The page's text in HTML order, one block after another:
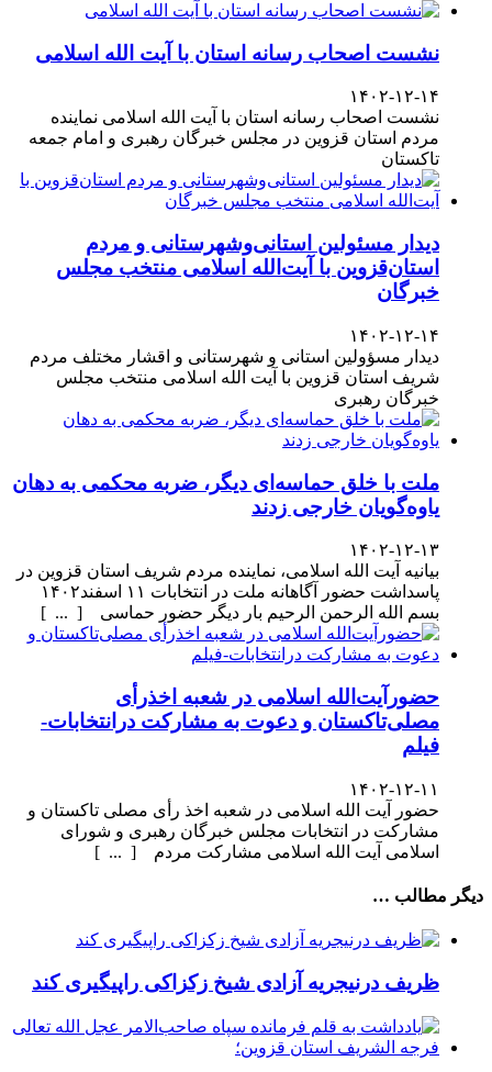
نشست اصحاب رسانه استان با آیت الله اسلامی
۱۴۰۲-۱۲-۱۴
نشست اصحاب رسانه استان با آیت الله اسلامی نماینده
مردم استان قزوین در مجلس خبرگان رهبری و امام جمعه
تاکستان
دیدار مسئولین استانی‌وشهرستانی و مردم‌
استان‌قزوین با آیت‌الله‌ اسلامی منتخب مجلس‌
خبرگان
۱۴۰۲-۱۲-۱۴
دیدار مسؤولین استانی و شهرستانی و اقشار مختلف مردم
شریف استان قزوین با آیت الله اسلامی منتخب مجلس
خبرگان رهبری
ملت با خلق حماسه‌ای دیگر، ضربه محکمی به دهان
یاوه‌گویان خارجی زدند
۱۴۰۲-۱۲-۱۳
بیانیه آیت الله اسلامی، نماینده مردم شریف استان قزوین در
پاسداشت حضور آگاهانه ملت در انتخابات ۱۱ اسفند۱۴۰۲
بسم الله الرحمن الرحیم بار دیگر حضور حماسی [ ... ]
حضورآیت‌الله اسلامی در شعبه اخذرأی
مصلی‌تاکستان و دعوت به مشارکت درانتخابات-
فیلم
۱۴۰۲-۱۲-۱۱
حضور آیت الله اسلامی در شعبه اخذ رأی مصلی تاکستان و
مشارکت در انتخابات مجلس خبرگان رهبری و شورای
اسلامی آیت الله اسلامی مشارکت مردم [ ... ]
دیگر مطالب …
ظریف درنیجریه آزادی شیخ زکزاکی راپیگیری کند